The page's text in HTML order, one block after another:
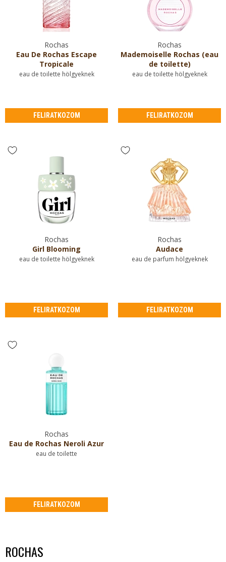
Rochas
Eau De Rochas Escape
Tropicale
eau de toilette hölgyeknek
FELIRATKOZOM
Rochas
Mademoiselle Rochas (eau
de toilette)
eau de toilette hölgyeknek
FELIRATKOZOM
Rochas
Girl Blooming
eau de toilette hölgyeknek
FELIRATKOZOM
Rochas
Audace
eau de parfum hölgyeknek
FELIRATKOZOM
Rochas
Eau de Rochas Neroli Azur
eau de toilette
FELIRATKOZOM
ROCHAS